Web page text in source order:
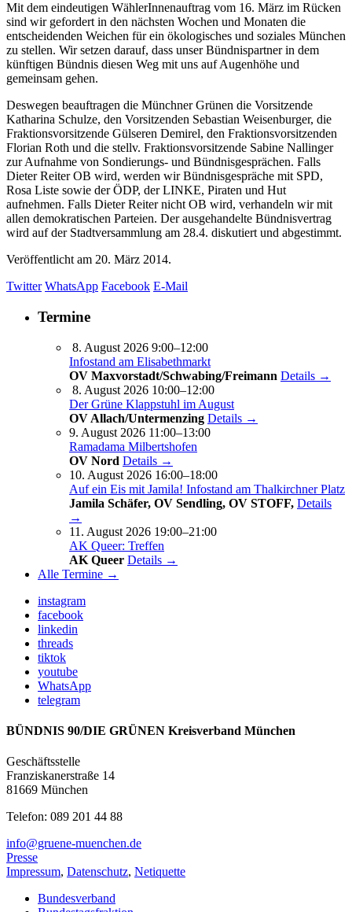
Mit dem eindeutigen WählerInnenauftrag vom 16. März im Rücken
sind wir gefordert in den nächsten Wochen und Monaten die
entscheidenden Weichen für ein ökologisches und soziales München
zu stellen. Wir setzen darauf, dass unser Bündnispartner in dem
künftigen Bündnis diesen Weg mit uns auf Augenhöhe und
gemeinsam gehen.
Deswegen beauftragen die Münchner Grünen die Vorsitzende
Katharina Schulze, den Vorsitzenden Sebastian Weisenburger, die
Fraktionsvorsitzende Gülseren Demirel, den Fraktionsvorsitzenden
Florian Roth und die stellv. Fraktionsvorsitzende Sabine Nallinger
zur Aufnahme von Sondierungs- und Bündnisgesprächen. Falls
Dieter Reiter OB wird, werden wir Bündnisgespräche mit SPD,
Rosa Liste sowie der ÖDP, der LINKE, Piraten und Hut
aufnehmen. Falls Dieter Reiter nicht OB wird, verhandeln wir mit
allen demokratischen Parteien. Der ausgehandelte Bündnisvertrag
wird auf der Stadtversammlung am 28.4. diskutiert und abgestimmt.
Veröffentlicht am 20. März 2014.
Twitter WhatsApp Facebook E-Mail
Termine
8. August 2026 9:00–12:00
Infostand am Elisabethmarkt
OV Maxvorstadt/Schwabing/Freimann Details →
8. August 2026 10:00–12:00
Der Grüne Klappstuhl im August
OV Allach/Untermenzing Details →
9. August 2026 11:00–13:00
Ramadama Milbertshofen
OV Nord Details →
10. August 2026 16:00–18:00
Auf ein Eis mit Jamila! Infostand am Thalkirchner Platz
Jamila Schäfer, OV Sendling, OV STOFF, Details
→
11. August 2026 19:00–21:00
AK Queer: Treffen
AK Queer Details →
Alle Termine →
instagram
facebook
linkedin
threads
tiktok
youtube
WhatsApp
telegram
BÜNDNIS 90/DIE GRÜNEN Kreisverband München
Geschäftsstelle
Franziskanerstraße 14
81669 München
Telefon: 089 201 44 88
info@gruene-muenchen.de
Presse
Impressum, Datenschutz, Netiquette
Bundesverband